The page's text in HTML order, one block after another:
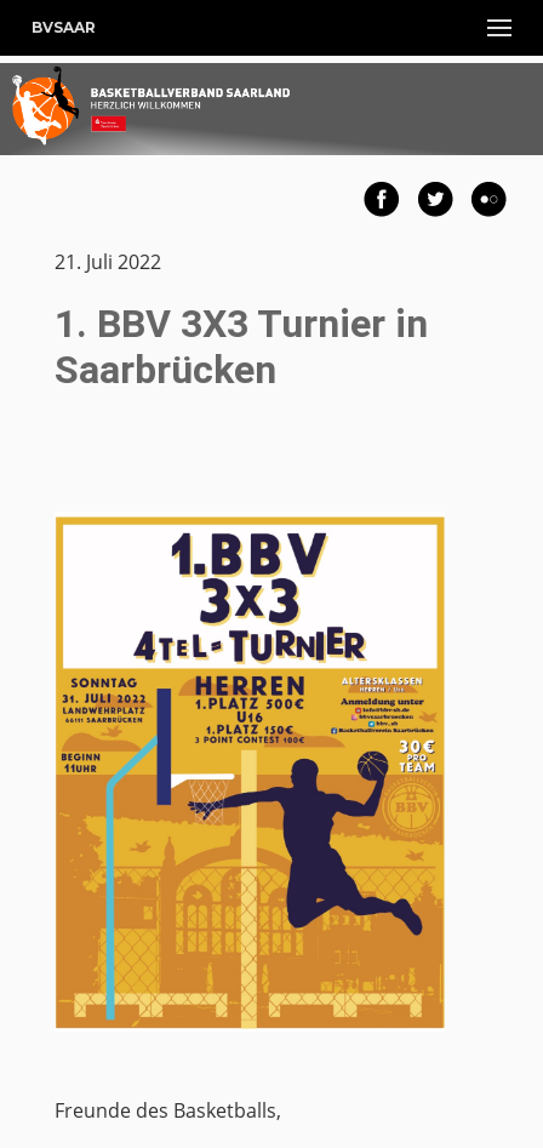
BVSAAR
21. Juli 2022
1. BBV 3X3 Turnier in
Saarbrücken
Freunde des Basketballs,